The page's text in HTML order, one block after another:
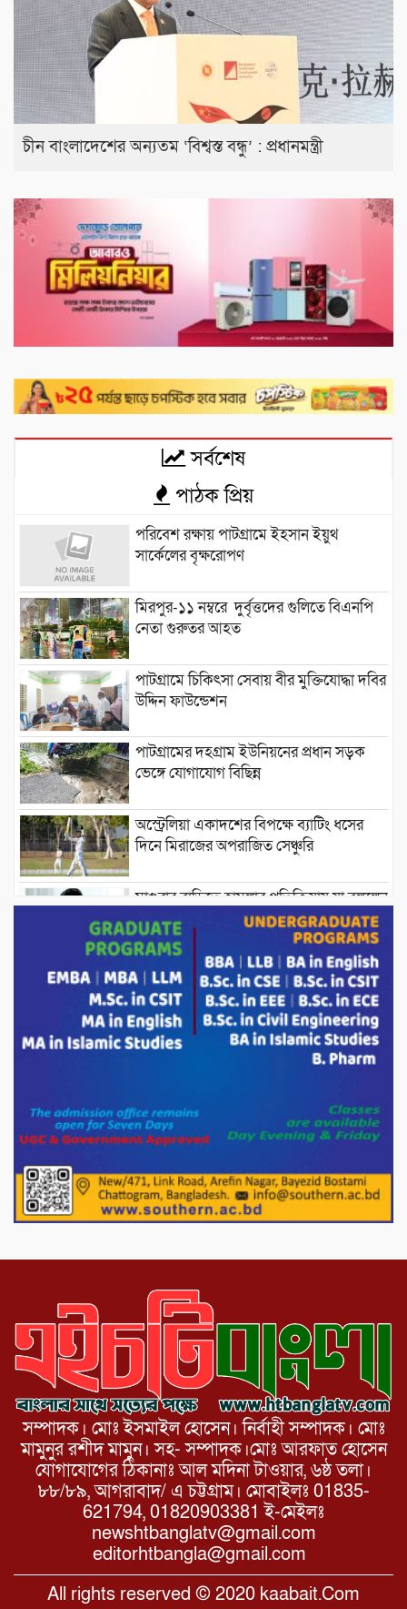
চীন বাংলাদেশের অন্যতম ‘বিশ্বস্ত বন্ধু’ : প্রধানমন্ত্রী
সর্বশেষ
পাঠক প্রিয়
পরিবেশ রক্ষায় পাটগ্রামে ইহসান ইয়ুথ
সার্কেলের বৃক্ষরোপণ
মিরপুর-১১ নম্বরে দুর্বৃত্তদের গুলিতে বিএনপি
নেতা গুরুতর আহত
পাটগ্রামে চিকিৎসা সেবায় বীর মুক্তিযোদ্ধা দবির
উদ্দিন ফাউন্ডেশন
পাটগ্রামের দহগ্রাম ইউনিয়নের প্রধান সড়ক
ভেঙ্গে যোগাযোগ বিছিন্ন
অস্ট্রেলিয়া একাদশের বিপক্ষে ব্যাটিং ধসের
দিনে মিরাজের অপরাজিত সেঞ্চুরি
মাগুরার বাড়িতে হামলার প্রতিক্রিয়ায় যা বললেন
সাকিব।
দেশীয় পাঁচ প্রজাতির ছোট মাছে উদ্বেগজনক
মাত্রায় মাইক্রোপ্লাস্টিকের উপস্থিতি শনাক্ত ।
সরকারকে ব্যর্থ করতে দেশের বিরুদ্ধে একটি
দল চক্রান্ত চালিয়ে যাচ্ছে : রিজভী
দেশের বাজারে ভরিতে ১০ হাজার টাকা সোনার
দাম বাড়ানোর ঘোষণা।
ভারপ্রাপ্ত রাষ্ট্রপতি হাফিজ উদ্দিন আহমদের
সাথে এইচটি বাংলা অনলাইন পোর্টাল ও আইপি
সম্পাদক। মোঃ ইসমাইল হোসেন। নির্বাহী সম্পাদক। মোঃ
মামুনুর রশীদ মামুন। সহ- সম্পাদক।মোঃ আরফাত হোসেন
যোগাযোগের ঠিকানাঃ আল মদিনা টাওয়ার, ৬ষ্ঠ তলা।
৮৮/৮৯, আগরাবাদ/ এ চট্টগ্রাম। মোবাইলঃ 01835-
621794, 01820903381 ই-মেইলঃ
newshtbanglatv@gmail.com
editorhtbangla@gmail.com
All rights reserved © 2020 kaabait.Com